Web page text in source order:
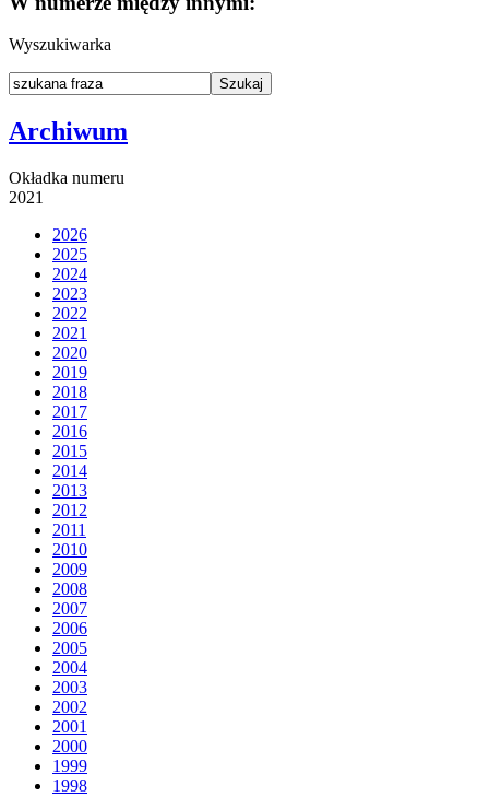
Wyszukiwarka
Archiwum
Okładka numeru
2021
2026
2025
2024
2023
2022
2021
2020
2019
2018
2017
2016
2015
2014
2013
2012
2011
2010
2009
2008
2007
2006
2005
2004
2003
2002
2001
2000
1999
1998